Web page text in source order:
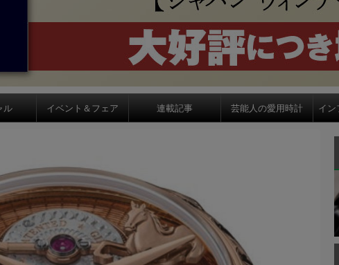
ル イベント＆フェア 連載記事 芸能人の愛用時計 イン